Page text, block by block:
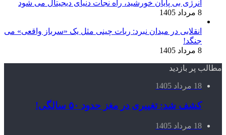
انرژی بی‌ پایان خورشید، راه نجات دنیای دیجیتال می شود
8 مرداد 1405
انقلابی در میدان نبرد: ربات چینی مثل یک «سرباز واقعی» می‌
جنگد!
8 مرداد 1405
مطالب پر بازدید
18 مرداد 1405
کشف شد: تغییری در مغز حدود ۵۰ سالگی!
18 مرداد 1405